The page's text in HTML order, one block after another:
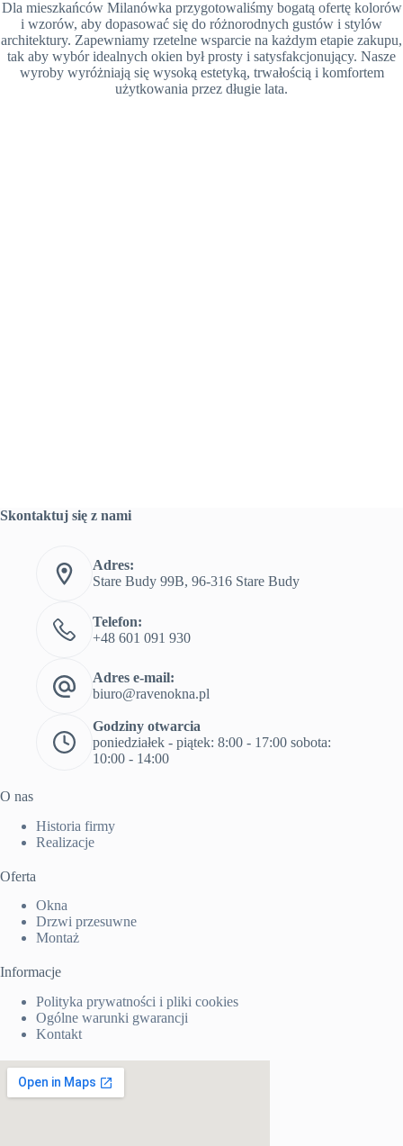
Dla mieszkańców Milanówka przygotowaliśmy bogatą ofertę kolorów
i wzorów, aby dopasować się do różnorodnych gustów i stylów
architektury. Zapewniamy rzetelne wsparcie na każdym etapie zakupu,
tak aby wybór idealnych okien był prosty i satysfakcjonujący. Nasze
wyroby wyróżniają się wysoką estetyką, trwałością i komfortem
użytkowania przez długie lata.
Skontaktuj się z nami
Adres:
Stare Budy 99B, 96-316 Stare Budy
Telefon:
+48 601 091 930
Adres e-mail:
biuro@ravenokna.pl
Godziny otwarcia
poniedziałek - piątek: 8:00 - 17:00 sobota:
10:00 - 14:00
O nas
Historia firmy
Realizacje
Oferta
Okna
Drzwi przesuwne
Montaż
Informacje
Polityka prywatności i pliki cookies
Ogólne warunki gwarancji
Kontakt